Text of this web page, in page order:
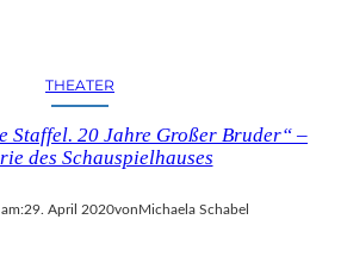
THEATER
Staffel. 20 Jahre Großer Bruder“ –
des Schauspielhauses
29. April 2020von Michaela Schabel